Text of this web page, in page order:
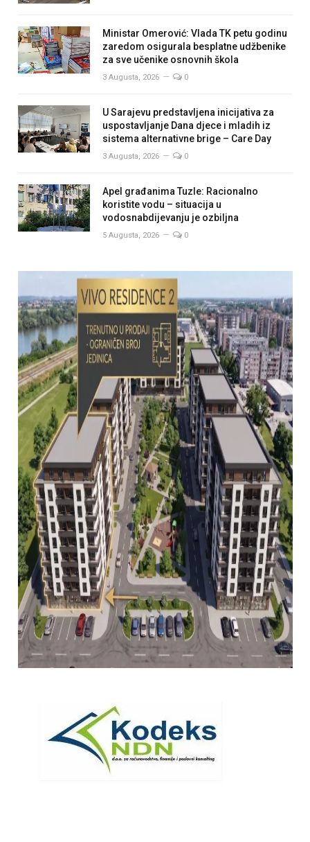
Ministar Omerović: Vlada TK petu godinu
zaredom osigurala besplatne udžbenike
za sve učenike osnovnih škola
3 Augusta, 2026 0
U Sarajevu predstavljena inicijativa za
uspostavljanje Dana djece i mladih iz
sistema alternativne brige – Care Day
3 Augusta, 2026 0
Apel građanima Tuzle: Racionalno
koristite vodu – situacija u
vodosnabdijevanju je ozbiljna
5 Augusta, 2026 0